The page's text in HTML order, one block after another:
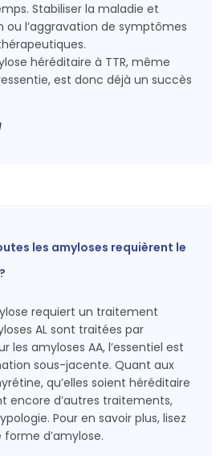
Stabiliser la maladie et
ou l’aggravation de symptômes
héréditaire à TTR, même
est donc déjà un succès
les amyloses requièrent le
requiert un traitement
AL sont traitées par
les amyloses AA, l’essentiel est
sous-jacente. Quant aux
qu’elles soient héréditaire
encore d’autres traitements,
Pour en savoir plus, lisez
d’amylose.